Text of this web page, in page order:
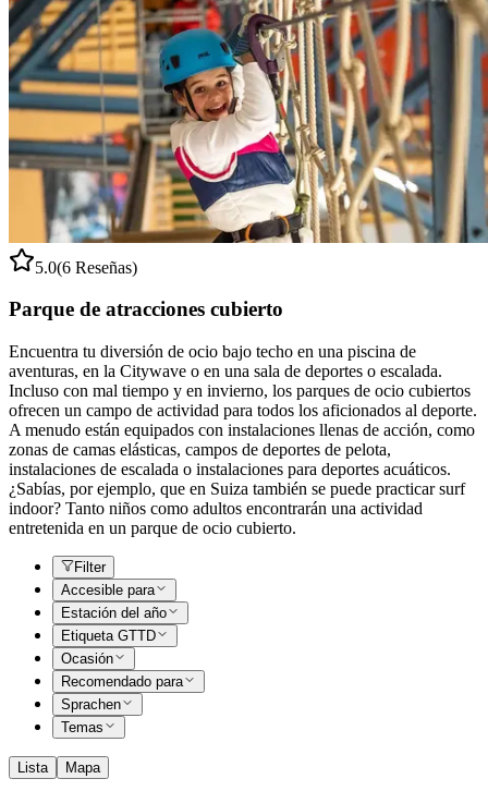
5.0(6 Reseñas)
Parque de atracciones cubierto
Encuentra tu diversión de ocio bajo techo en una piscina de
aventuras, en la Citywave o en una sala de deportes o escalada.
Incluso con mal tiempo y en invierno, los parques de ocio cubiertos
ofrecen un campo de actividad para todos los aficionados al deporte.
A menudo están equipados con instalaciones llenas de acción, como
zonas de camas elásticas, campos de deportes de pelota,
instalaciones de escalada o instalaciones para deportes acuáticos.
¿Sabías, por ejemplo, que en Suiza también se puede practicar surf
indoor? Tanto niños como adultos encontrarán una actividad
entretenida en un parque de ocio cubierto.
Filter
Accesible para
Estación del año
Etiqueta GTTD
Ocasión
Recomendado para
Sprachen
Temas
Lista Mapa